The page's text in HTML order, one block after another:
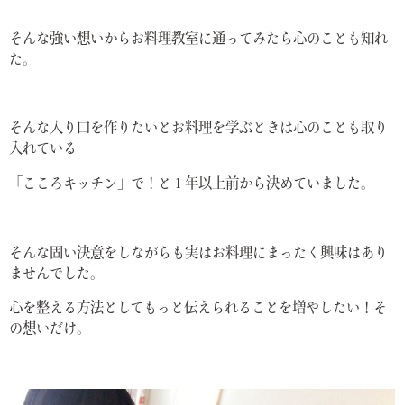
そんな強い想いからお料理教室に通ってみたら心のことも知れ
た。
そんな入り口を作りたいとお料理を学ぶときは心のことも取り
入れている
「こころキッチン」で！と１年以上前から決めていました。
そんな固い決意をしながらも実はお料理にまったく興味はあり
ませんでした。
心を整える方法としてもっと伝えられることを増やしたい！そ
の想いだけ。